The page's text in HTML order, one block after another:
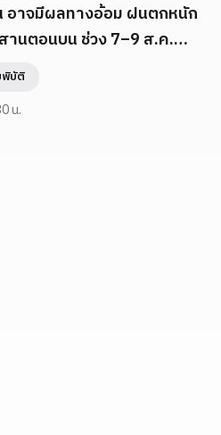
าจมีผลทางอ้อม ฝนตกหนัก
านตอนบน ช่วง 7–9 ส.ค.
บัติ
น.